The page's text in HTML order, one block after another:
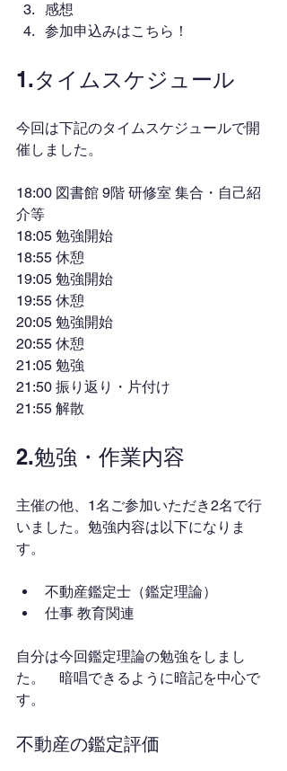
感想
参加申込みはこちら！
1.タイムスケジュール
今回は下記のタイムスケジュールで開
催しました。
18:00 図書館 9階 研修室 集合・自己紹
介等
18:05 勉強開始
18:55 休憩
19:05 勉強開始
19:55 休憩
20:05 勉強開始
20:55 休憩
21:05 勉強
21:50 振り返り・片付け
21:55 解散
2.勉強・作業内容
主催の他、1名ご参加いただき2名で行
いました。勉強内容は以下になりま
す。
不動産鑑定士（鑑定理論）
仕事 教育関連
自分は今回鑑定理論の勉強をしまし
た。　暗唱できるように暗記を中心で
す。
不動産の鑑定評価